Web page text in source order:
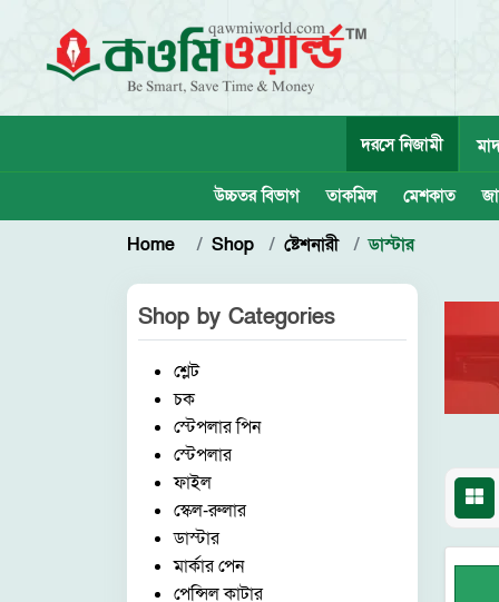
দরসে নিজামী
উচ্চতর বিভাগ তাকমিল মেশকাত
Home Shop ষ্টেশনারী ডাস্টার
Shop by Categories
শ্লেট
চক
স্টেপলার পিন
স্টেপলার
ফাইল
স্কেল-রুলার
ডাস্টার
মার্কার পেন
পেন্সিল কাটার